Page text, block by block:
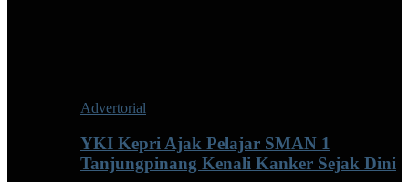
Advertorial
YKI Kepri Ajak Pelajar SMAN 1
Tanjungpinang Kenali Kanker Sejak Dini